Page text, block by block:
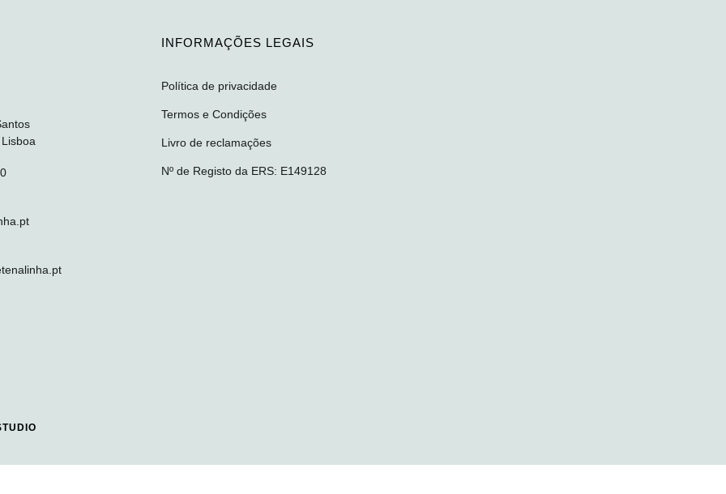
INFORMAÇÕES LEGAIS
Política de privacidade
Termos e Condições
Livro de reclamações
Nº de Registo da ERS: E149128